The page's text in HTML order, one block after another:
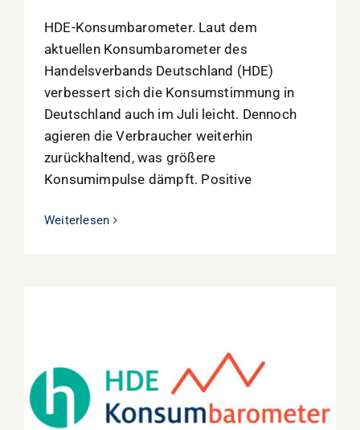
HDE-Konsumbarometer. Laut dem
aktuellen Konsumbarometer des
Handelsverbands Deutschland (HDE)
verbessert sich die Konsumstimmung in
Deutschland auch im Juli leicht. Dennoch
agieren die Verbraucher weiterhin
zurückhaltend, was größere
Konsumimpulse dämpft. Positive
Weiterlesen
HDE-Konsumbarometer Mai 2025:
Verbraucherstimmung stagniert angesichts
politischer und wirtschaftlicher